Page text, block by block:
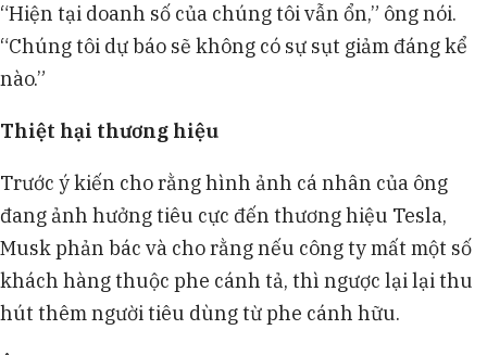
“Hiện tại doanh số của chúng tôi vẫn ổn,” ông nói.
“Chúng tôi dự báo sẽ không có sự sụt giảm đáng kể
nào.”
Thiệt hại thương hiệu
Trước ý kiến cho rằng hình ảnh cá nhân của ông
đang ảnh hưởng tiêu cực đến thương hiệu Tesla,
Musk phản bác và cho rằng nếu công ty mất một số
khách hàng thuộc phe cánh tả, thì ngược lại lại thu
hút thêm người tiêu dùng từ phe cánh hữu.